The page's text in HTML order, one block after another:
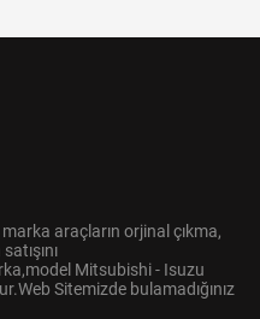
araçların orjinal çıkma,
Mitsubishi - Isuzu
Sitemizde bulamadığınız